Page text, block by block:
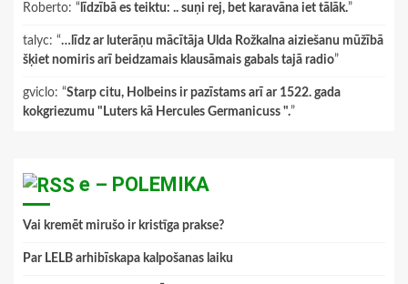
Roberto: “ līdzībā es teiktu: .. suņi rej, bet karavāna iet tālāk.”
talyc: “…līdz ar luterāņu mācītāja Ulda Rožkalna aiziešanu mūžībā
šķiet nomiris arī beidzamais klausāmais gabals tajā radio”
gviclo: “Starp citu, Holbeins ir pazīstams arī ar 1522. gada
kokgriezumu "Luters kā Hercules Germanicuss ".”
e – POLEMIKA
Vai kremēt mirušo ir kristīga prakse?
Par LELB arhibīskapa kalpošanas laiku